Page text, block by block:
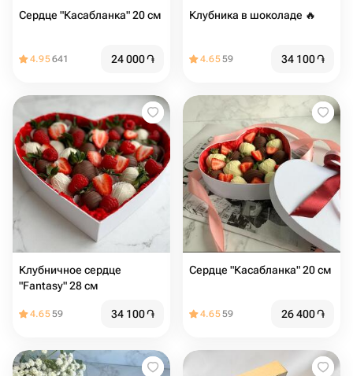
Сердце "Касабланка" 20 см
4.95641 24 000֏
Клубника в шоколаде 🔥
4.6559 34 100֏
Клубничное сердце
"Fantasy" 28 см
4.6559 34 100֏
Сердце "Касабланка" 20 см
4.6559 26 400֏